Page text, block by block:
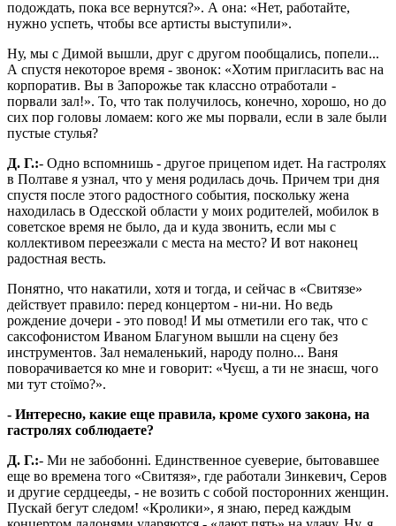
подождать, пока все вернутся?». А она: «Нет, работайте,
нужно успеть, чтобы все артисты выступили».
Ну, мы с Димой вышли, друг с другом пообщались, попели...
А спустя некоторое время - звонок: «Хотим пригласить вас на
корпоратив. Вы в Запорожье так классно отработали -
порвали зал!». То, что так получилось, конечно, хорошо, но до
сих пор головы ломаем: кого же мы порвали, если в зале были
пустые стулья?
Д. Г.:- Одно вспомнишь - другое прицепом идет. На гастролях
в Полтаве я узнал, что у меня родилась дочь. Причем три дня
спустя после этого радостного события, поскольку жена
находилась в Одесской области у моих родителей, мобилок в
советское время не было, да и куда звонить, если мы с
коллективом переезжали с места на место? И вот наконец
радостная весть.
Понятно, что накатили, хотя и тогда, и сейчас в «Свитязе»
действует правило: перед концертом - ни-ни. Но ведь
рождение дочери - это повод! И мы отметили его так, что с
саксофонистом Иваном Благуном вышли на сцену без
инструментов. Зал немаленький, народу полно... Ваня
поворачивается ко мне и говорит: «Чуєш, а ти не знаєш, чого
ми тут стоїмо?».
- Интересно, какие еще правила, кроме сухого закона, на
гастролях соблюдаете?
Д. Г.:- Ми не забобонні. Единственное суеверие, бытовавшее
еще во времена того «Свитязя», где работали Зинкевич, Серов
и другие сердцееды, - не возить с собой посторонних женщин.
Пускай бегут следом! «Кролики», я знаю, перед каждым